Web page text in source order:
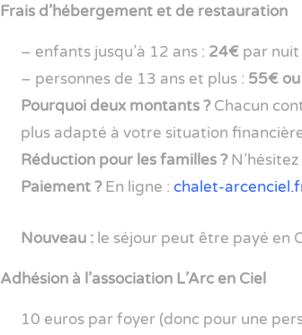
Frais d’hébergement et de restauration
– enfants jusqu’à 12 ans : 24€ par nuit
– personnes de 13 ans et plus : 55€
Pourquoi deux montants ?Chacun
plus adapté à votre situation
Réduction pour les familles ?
Paiement ?En ligne :chalet-
Nouveau : le séjour peut être payé en
Adhésion à l’association L’Arc en Ciel
10 euros par foyer (donc pour une